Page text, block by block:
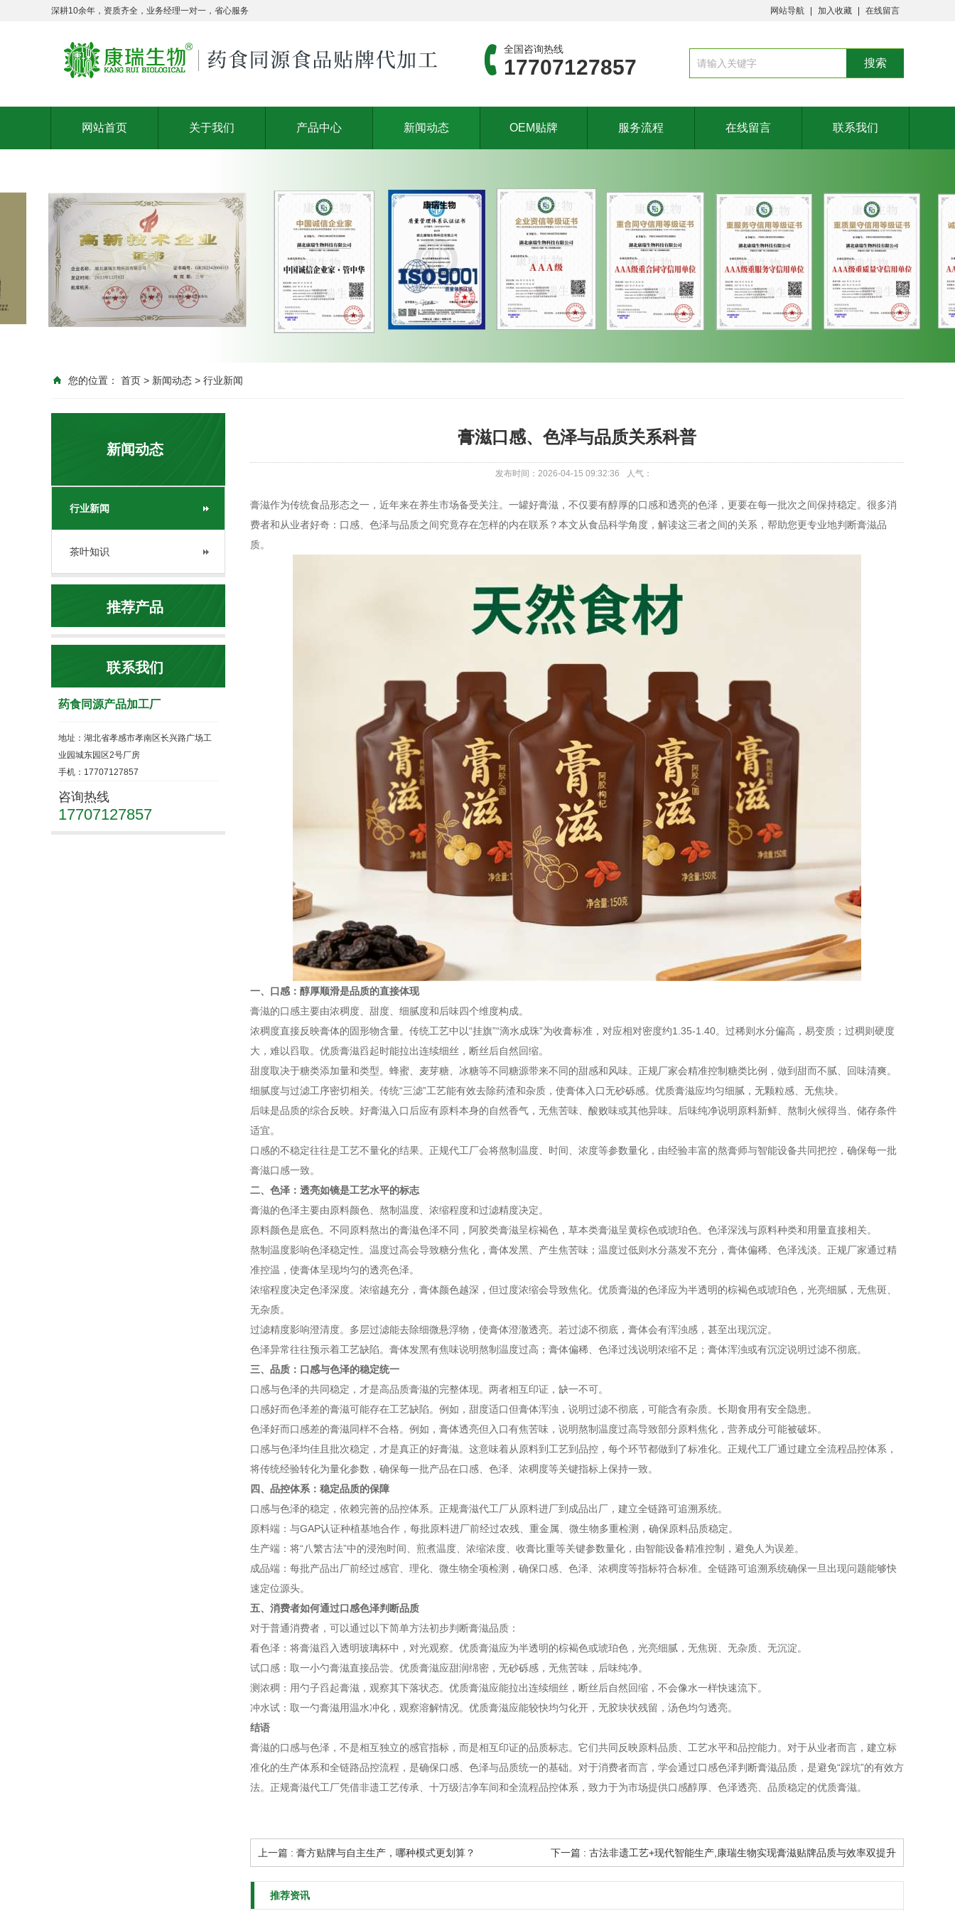
深耕10余年，资质齐全，业务经理一对一，省心服务 网站导航 加入收藏 在线留言
全国咨询热线
17707127857
网站首页 关于我们 产品中心 新闻动态 OEM贴牌 服务流程 在线留言 联系我们
您的位置： 首页 > 新闻动态 > 行业新闻
新闻动态
行业新闻
茶叶知识
推荐产品
联系我们
药食同源产品加工厂
地址：湖北省孝感市孝南区长兴路广场工
业园城东园区2号厂房
手机：17707127857
咨询热线
17707127857
膏滋口感、色泽与品质关系科普
发布时间：2026-04-15 09:32:36 人气：
膏滋作为传统食品形态之一，近年来在养生市场备受关注。一罐好膏滋，不仅要有醇厚的口感和透亮的色泽，更要在每一批次之间保持稳定。很多消
费者和从业者好奇：口感、色泽与品质之间究竟存在怎样的内在联系？本文从食品科学角度，解读这三者之间的关系，帮助您更专业地判断膏滋品
质。
一、口感：醇厚顺滑是品质的直接体现
膏滋的口感主要由浓稠度、甜度、细腻度和后味四个维度构成。
浓稠度直接反映膏体的固形物含量。传统工艺中以“挂旗”“滴水成珠”为收膏标准，对应相对密度约1.35-1.40。过稀则水分偏高，易变质；过稠则硬度
大，难以舀取。优质膏滋舀起时能拉出连续细丝，断丝后自然回缩。
甜度取决于糖类添加量和类型。蜂蜜、麦芽糖、冰糖等不同糖源带来不同的甜感和风味。正规厂家会精准控制糖类比例，做到甜而不腻、回味清爽。
细腻度与过滤工序密切相关。传统“三滤”工艺能有效去除药渣和杂质，使膏体入口无砂砾感。优质膏滋应均匀细腻，无颗粒感、无焦块。
后味是品质的综合反映。好膏滋入口后应有原料本身的自然香气，无焦苦味、酸败味或其他异味。后味纯净说明原料新鲜、熬制火候得当、储存条件
适宜。
口感的不稳定往往是工艺不量化的结果。正规代工厂会将熬制温度、时间、浓度等参数量化，由经验丰富的熬膏师与智能设备共同把控，确保每一批
膏滋口感一致。
二、色泽：透亮如镜是工艺水平的标志
膏滋的色泽主要由原料颜色、熬制温度、浓缩程度和过滤精度决定。
原料颜色是底色。不同原料熬出的膏滋色泽不同，阿胶类膏滋呈棕褐色，草本类膏滋呈黄棕色或琥珀色。色泽深浅与原料种类和用量直接相关。
熬制温度影响色泽稳定性。温度过高会导致糖分焦化，膏体发黑、产生焦苦味；温度过低则水分蒸发不充分，膏体偏稀、色泽浅淡。正规厂家通过精
准控温，使膏体呈现均匀的透亮色泽。
浓缩程度决定色泽深度。浓缩越充分，膏体颜色越深，但过度浓缩会导致焦化。优质膏滋的色泽应为半透明的棕褐色或琥珀色，光亮细腻，无焦斑、
无杂质。
过滤精度影响澄清度。多层过滤能去除细微悬浮物，使膏体澄澈透亮。若过滤不彻底，膏体会有浑浊感，甚至出现沉淀。
色泽异常往往预示着工艺缺陷。膏体发黑有焦味说明熬制温度过高；膏体偏稀、色泽过浅说明浓缩不足；膏体浑浊或有沉淀说明过滤不彻底。
三、品质：口感与色泽的稳定统一
口感与色泽的共同稳定，才是高品质膏滋的完整体现。两者相互印证，缺一不可。
口感好而色泽差的膏滋可能存在工艺缺陷。例如，甜度适口但膏体浑浊，说明过滤不彻底，可能含有杂质。长期食用有安全隐患。
色泽好而口感差的膏滋同样不合格。例如，膏体透亮但入口有焦苦味，说明熬制温度过高导致部分原料焦化，营养成分可能被破坏。
口感与色泽均佳且批次稳定，才是真正的好膏滋。这意味着从原料到工艺到品控，每个环节都做到了标准化。正规代工厂通过建立全流程品控体系，
将传统经验转化为量化参数，确保每一批产品在口感、色泽、浓稠度等关键指标上保持一致。
四、品控体系：稳定品质的保障
口感与色泽的稳定，依赖完善的品控体系。正规膏滋代工厂从原料进厂到成品出厂，建立全链路可追溯系统。
原料端：与GAP认证种植基地合作，每批原料进厂前经过农残、重金属、微生物多重检测，确保原料品质稳定。
生产端：将“八繁古法”中的浸泡时间、煎煮温度、浓缩浓度、收膏比重等关键参数量化，由智能设备精准控制，避免人为误差。
成品端：每批产品出厂前经过感官、理化、微生物全项检测，确保口感、色泽、浓稠度等指标符合标准。全链路可追溯系统确保一旦出现问题能够快
速定位源头。
五、消费者如何通过口感色泽判断品质
对于普通消费者，可以通过以下简单方法初步判断膏滋品质：
看色泽：将膏滋舀入透明玻璃杯中，对光观察。优质膏滋应为半透明的棕褐色或琥珀色，光亮细腻，无焦斑、无杂质、无沉淀。
试口感：取一小勺膏滋直接品尝。优质膏滋应甜润绵密，无砂砾感，无焦苦味，后味纯净。
测浓稠：用勺子舀起膏滋，观察其下落状态。优质膏滋应能拉出连续细丝，断丝后自然回缩，不会像水一样快速流下。
冲水试：取一勺膏滋用温水冲化，观察溶解情况。优质膏滋应能较快均匀化开，无胶块状残留，汤色均匀透亮。
结语
膏滋的口感与色泽，不是相互独立的感官指标，而是相互印证的品质标志。它们共同反映原料品质、工艺水平和品控能力。对于从业者而言，建立标
准化的生产体系和全链路品控流程，是确保口感、色泽与品质统一的基础。对于消费者而言，学会通过口感色泽判断膏滋品质，是避免“踩坑”的有效方
法。正规膏滋代工厂凭借非遗工艺传承、十万级洁净车间和全流程品控体系，致力于为市场提供口感醇厚、色泽透亮、品质稳定的优质膏滋。
上一篇 : 膏方贴牌与自主生产，哪种模式更划算？ 下一篇 : 古法非遗工艺+现代智能生产,康瑞生物实现膏滋贴牌品质与效率双提升
推荐资讯